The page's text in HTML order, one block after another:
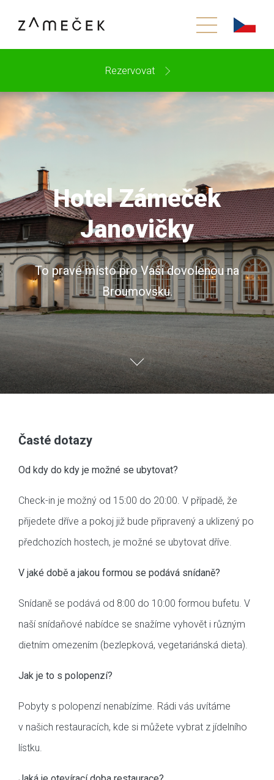
Rezervovat
Hotel Zámeček
Janovičky
To pravé místo pro Vaši dovolenou na
Broumovsku.
Časté dotazy
Od kdy do kdy je možné se ubytovat?
Check-in je možný od 15:00 do 20:00. V případě, že
přijedete dříve a pokoj již bude připravený a uklizený po
předchozích hostech, je možné se ubytovat dříve.
V jaké době a jakou formou se podává snídaně?
Snídaně se podává od 8:00 do 10:00 formou bufetu. V
naší snídaňové nabídce se snažíme vyhovět i různým
dietním omezením (bezlepková, vegetariánská dieta).
Jak je to s polopenzí?
Pobyty s polopenzí nenabízíme. Rádi vás uvítáme
v našich restauracích, kde si můžete vybrat z jídelního
lístku.